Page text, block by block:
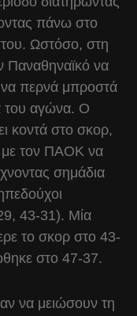
πάνω στο
Ωστόσο, στη
Παναθηναϊκό να
να περνά μπροστά
του αγώνα. Ο
κοντά στο σκορ,
με τον ΠΑΟΚ να
σημάδια
43-31). Μία
το σκορ στο 43-
στο 47-37.
να μειώσουν τη